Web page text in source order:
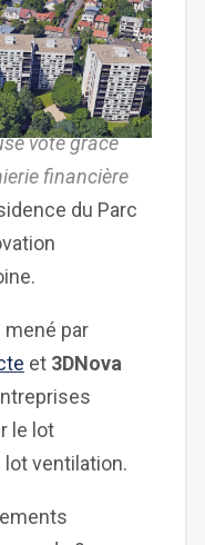
voté grâce
financière
du Parc
par
et 3DNova
le lot
lot ventilation.